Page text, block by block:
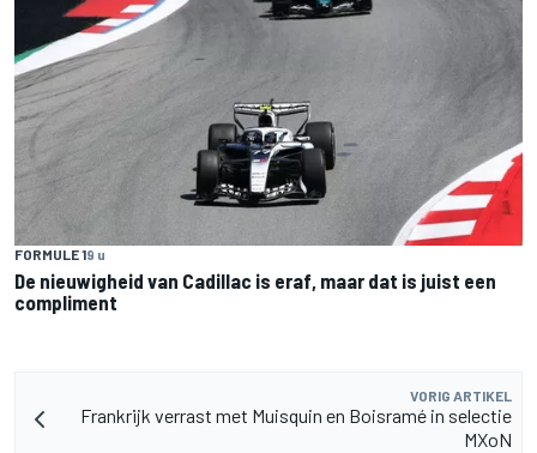
FORMULE 19 u
De nieuwigheid van Cadillac is eraf, maar dat is juist een
compliment
VORIG ARTIKEL
Frankrijk verrast met Muisquin en Boisramé in selectie
MXoN